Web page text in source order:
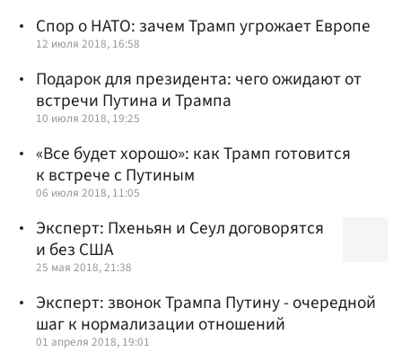
Спор о НАТО: зачем Трамп угрожает Европе
12 июля 2018, 16:58
Подарок для президента: чего ожидают от
встречи Путина и Трампа
10 июля 2018, 19:25
«Все будет хорошо»: как Трамп готовится
к встрече с Путиным
06 июля 2018, 11:05
Эксперт: Пхеньян и Сеул договорятся
и без США
25 мая 2018, 21:38
Эксперт: звонок Трампа Путину - очередной
шаг к нормализации отношений
01 апреля 2018, 19:01